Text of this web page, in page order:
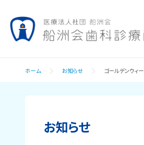
ホーム お知らせ ゴールデンウィ
お知らせ